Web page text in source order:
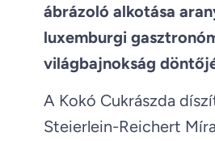
ábrázoló alkotása
luxemburgi
világbajnokság
A Kokó Cukrászda
Steierlein-Reichert